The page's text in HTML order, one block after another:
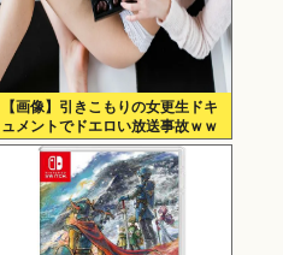
【画像】引きこもりの女更生ドキ
ュメントでドエロい放送事故ｗｗ
ｗ